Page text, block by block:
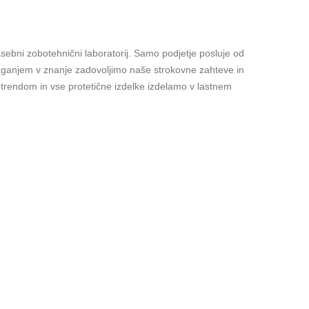
zobotehnični laboratorij. Samo podjetje posluje od
v znanje zadovoljimo naše strokovne zahteve in
in vse protetične izdelke izdelamo v lastnem